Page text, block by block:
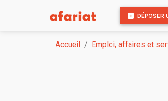
DÉPOSER
Accueil Emploi, affaires et